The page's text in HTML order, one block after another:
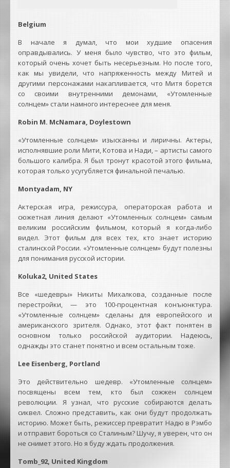
Belgium
В начале я думал, что мои худшие опасения
оправдывались. У меня было чувство, что это фильм,
который очень хочет быть несерьезным. Но после того,
как мы увидели, что напряженность между Митей и
другими персонажами накапливается, что Митя борется
со своими внутренними демонами, «Утомленные
солнцем» стали намного интереснее для меня.
Robin M. McNamara, Doylestown
«Утомленные солнцем» изысканны и лиричны. Актеры,
исполнявшие роли Мити, Котова и Нади, – артисты самого
большого калибра. Я был тронут красотой этого фильма,
которая только усугубляется финальной печалью.
Montyadam, NY
Актерская игра, режиссура, операторская работа и
сюжетная линия делают «Утомленных солнцем» самым
великим российским фильмом, который я когда-либо
видел. Этот фильм для всех тех, кто знает историю
сталинской России. «Утомленные солнцем» будут полезны
для понимания русской истории.
Koluka2, United States
Все «шедевры» Никиты Михалкова, созданные после
перестройки, — это 100-процентная конъюнктура.
«Утомленные солнцем» сделаны для европейского и
американского зрителя. Однако, этот факт понятен в
основном только российской аудитории. Надеюсь,
однажды это станет понятно и всем остальным тоже.
Lee Eisenberg, Portland
Это действительно шедевр. «Утомленные солнцем»
посвящены всем тем, кто был сожжен солнцем
революции. Я узнал, что русские собираются делать
сиквел. Сложно представить, как они будут продолжать
историю. Может быть, режиссер превратит Надю в Рэмбо
и отправит бороться со Сталиным? Шучу, я уверен, что он
не снимет этого. Но я буду ждать продолжения.
Tomb_92, United Kingdom